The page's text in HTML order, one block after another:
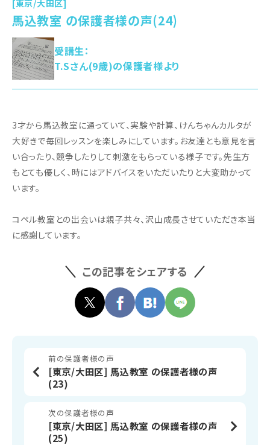
[東京/大田区]
馬込教室 の保護者様の声(24)
受講生：
T.Sさん(9歳)の保護者様より
3才から馬込教室に通っていて、実験や計算、けんちゃんカルタが
大好きで毎回レッスンを楽しみにしています。お友達とも意見を言
い合ったり、競争したりして刺激をもらっている様子です。先生方
もとても優しく、時にはアドバイスをいただいたりと大変助かって
います。
コペル教室との出会いは親子共々、沢山成長させていただき本当
に感謝しています。
この記事をシェアする
前の保護者様の声
[東京/大田区] 馬込教室 の保護者様の声
(23)
次の保護者様の声
[東京/大田区] 馬込教室 の保護者様の声
(25)